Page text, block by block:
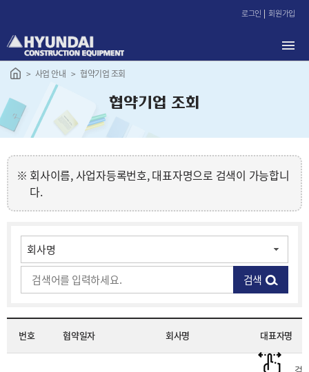
로
가
로그인 회원가입
사업 안내 협약기업 조회
협약기업 조회
회사이름, 사업자등록번호, 대표자명으로 검색이 가능합니
다.
검색
번호 협약일자 회사명 대표자명